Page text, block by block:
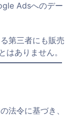
Adsへのデー
第三者にも販売
はありません。
法令に基づき、